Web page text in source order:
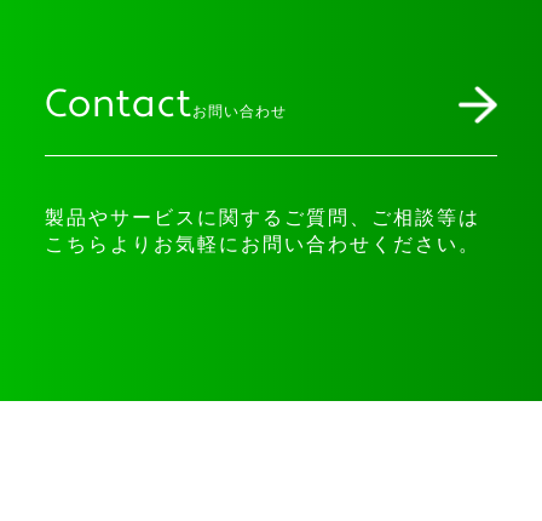
Contactお問い合わせ
製品やサービスに関するご質問、ご相談等は
こちらよりお気軽にお問い合わせください。